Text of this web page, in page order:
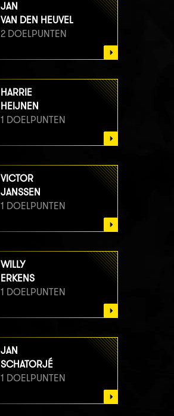
JAN
VAN DEN HEUVEL
2 DOELPUNTEN
HARRIE
HEIJNEN
1 DOELPUNTEN
VICTOR
JANSSEN
1 DOELPUNTEN
WILLY
ERKENS
1 DOELPUNTEN
JAN
SCHATORJÉ
1 DOELPUNTEN